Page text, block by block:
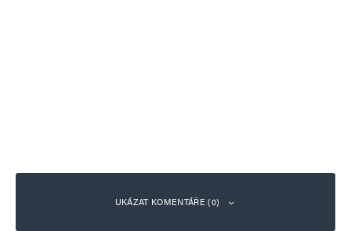
UKÁZAT KOMENTÁŘE (0)